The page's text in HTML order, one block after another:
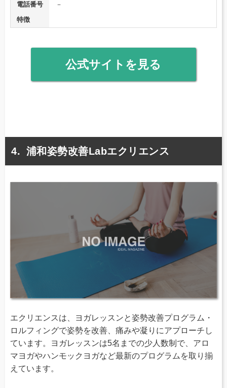
電話番号
－
特徴
公式サイトを見る
浦和姿勢改善Labエクリエンス
エクリエンスは、ヨガレッスンと姿勢改善プログラム・
ロルフィングで姿勢を改善、痛みや凝りにアプローチし
ています。ヨガレッスンは5名までの少人数制で、アロ
マヨガやハンモックヨガなど最新のプログラムを取り揃
えています。